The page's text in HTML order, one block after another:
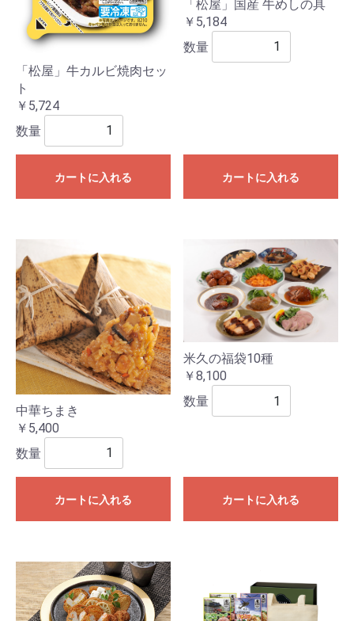
「松屋」牛カルビ焼肉セッ
ト
￥5,724
数量
カートに入れる
「松屋」国産 牛めしの具
￥5,184
数量
カートに入れる
中華ちまき
￥5,400
数量
カートに入れる
米久の福袋10種
￥8,100
数量
カートに入れる